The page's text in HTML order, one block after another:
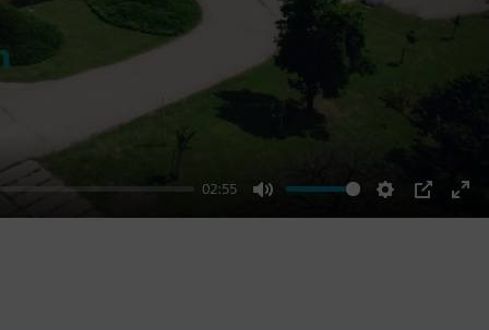
02:55
Mute Settings
PIP